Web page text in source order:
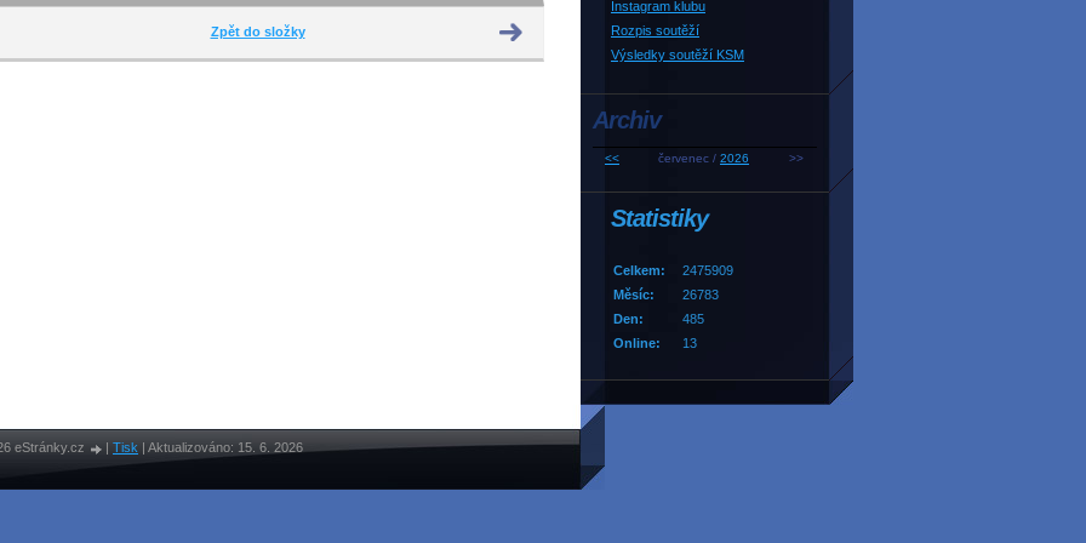
Zpět do složky
Instagram klubu
Rozpis soutěží
Výsledky soutěží KSM
Archiv
<< červenec / 2026 >>
Statistiky
Online: 13
Celkem:
2475909
Měsíc:
26783
Den:
485
eStránky.cz Tisk Aktualizováno: 15. 6. 2026